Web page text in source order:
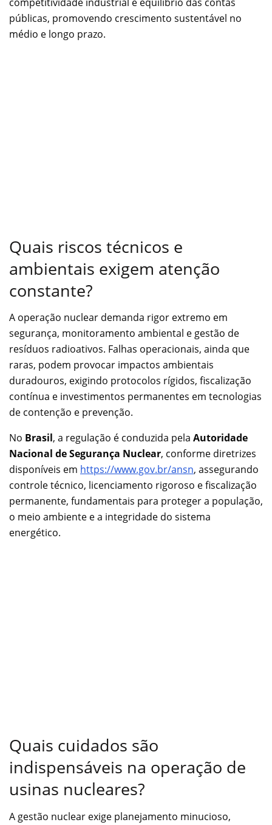
públicas, promovendo crescimento sustentável no
médio e longo prazo.
Quais riscos técnicos e
ambientais exigem atenção
constante?
A operação nuclear demanda rigor extremo em
segurança, monitoramento ambiental e gestão de
resíduos radioativos. Falhas operacionais, ainda que
raras, podem provocar impactos ambientais
duradouros, exigindo protocolos rígidos, fiscalização
contínua e investimentos permanentes em tecnologias
de contenção e prevenção.
No Brasil, a regulação é conduzida pela Autoridade
Nacional de Segurança Nuclear, conforme diretrizes
disponíveis em https://www.gov.br/ansn, assegurando
controle técnico, licenciamento rigoroso e fiscalização
permanente, fundamentais para proteger a população,
o meio ambiente e a integridade do sistema
energético.
Quais cuidados são
indispensáveis na operação de
usinas nucleares?
A gestão nuclear exige planejamento minucioso,